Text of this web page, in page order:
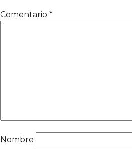
Comentario *
Nombre